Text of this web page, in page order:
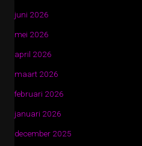
juni 2026
mei 2026
april 2026
maart 2026
februari 2026
januari 2026
december 2025